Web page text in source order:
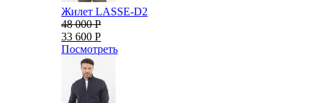
Жилет LASSE-D2
48 000 Р
33 600 Р
Посмотреть